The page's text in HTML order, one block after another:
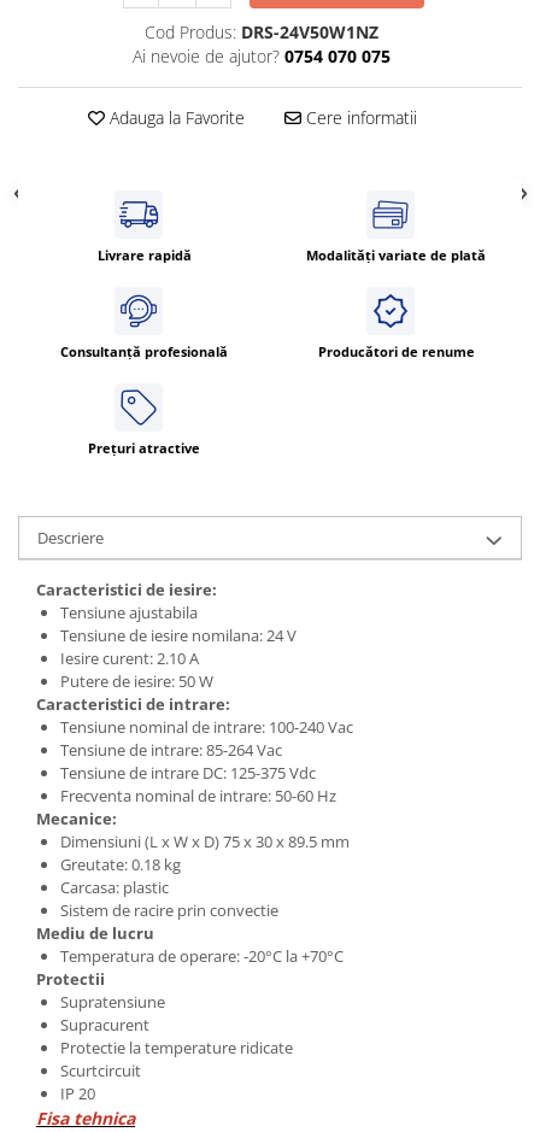
Cod Produs: DRS-24V50W1NZ
Ai nevoie de ajutor? 0754 070 075
Adauga la Favorite Cere informatii
Livrare rapidă Modalități variate de plată
Consultanță profesională Producători de renume
Prețuri atractive
Descriere
Caracteristici de iesire:
Tensiune ajustabila
Tensiune de iesire nomilana: 24 V
Iesire curent: 2.10 A
Putere de iesire: 50 W
Caracteristici de intrare:
Tensiune nominal de intrare: 100-240 Vac
Tensiune de intrare: 85-264 Vac
Tensiune de intrare DC: 125-375 Vdc
Frecventa nominal de intrare: 50-60 Hz
Mecanice:
Dimensiuni (L x W x D) 75 x 30 x 89.5 mm
Greutate: 0.18 kg
Carcasa: plastic
Sistem de racire prin convectie
Mediu de lucru
Temperatura de operare: -20°C la +70°C
Protectii
Supratensiune
Supracurent
Protectie la temperature ridicate
Scurtcircuit
IP 20
Fisa tehnica